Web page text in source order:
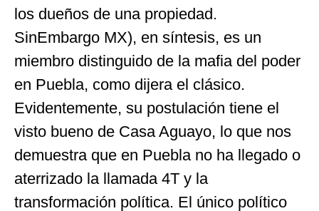
los dueños de una propiedad.
SinEmbargo MX), en síntesis, es un
miembro distinguido de la mafia del poder
en Puebla, como dijera el clásico.
Evidentemente, su postulación tiene el
visto bueno de Casa Aguayo, lo que nos
demuestra que en Puebla no ha llegado o
aterrizado la llamada 4T y la
transformación política. El único político